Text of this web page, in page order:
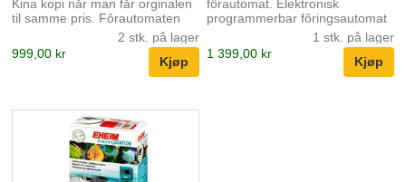
Kina kopi når man får orginalen
til samme pris. Fôrautomaten
kan programmeres til 4 fôringer
pr. dag med valget mellom 1
eller 2 runder pr. gang.
Automaten rommer 80ml og kan
med en innebygget vifte som
blåser luft inn i fôrkammeret.
Fôrautomaten drives av 2 AA-
batterier som følger med. I
pakken følger det også med
2 stk. på lager
999,00 kr
fôrautomat. Elektronisk
programmerbar fôringsautomat
med to kammre for enklere og
mer regelmessig fôring.
Beregnet for alle typer fôr.
Eheim Twinfeeder autofeeder
1 stk. på lager
1 399,00 kr